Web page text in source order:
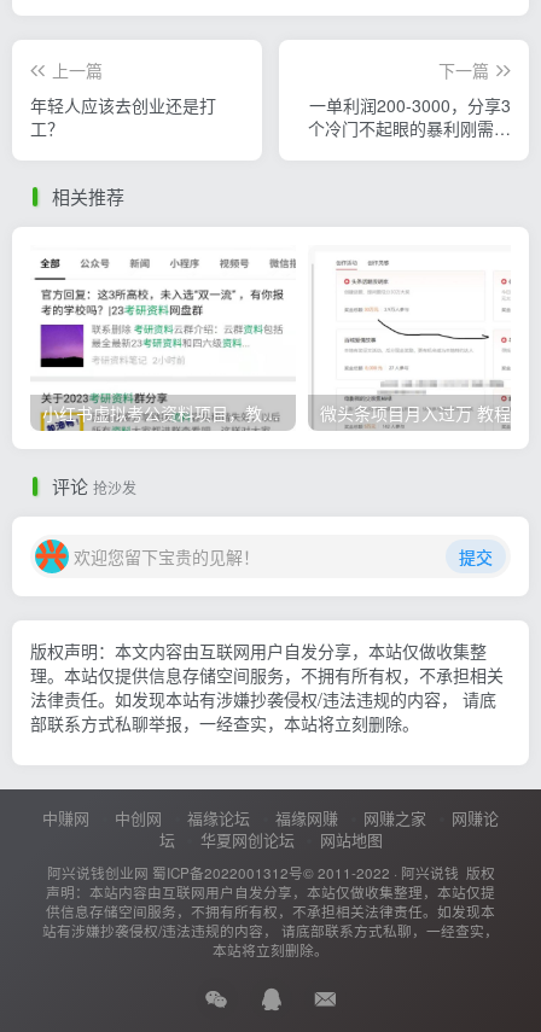
上一篇
年轻人应该去创业还是打
工？
下一篇
一单利润200-3000，分享3
个冷门不起眼的暴利刚需副
相关推荐
小红书虚拟考公资料项目，教资项目轻松月入过万的核心玩法
评论 抢沙发
欢迎您留下宝贵的见解！ 提交
版权声明：本文内容由互联网用户自发分享，本站仅做收集整
理。本站仅提供信息存储空间服务，不拥有所有权，不承担相关
法律责任。如发现本站有涉嫌抄袭侵权/违法违规的内容， 请底
部联系方式私聊举报，一经查实，本站将立刻删除。
中赚网 中创网 福缘论坛 福缘网赚 网赚之家
网赚论
坛
华夏网创论坛 网站地图
阿兴说钱创业网 蜀ICP备2022001312号© 2011-2022 · 阿兴说钱 版权
声明：本站内容由互联网用户自发分享，本站仅做收集整理，本站仅提
供信息存储空间服务，不拥有所有权，不承担相关法律责任。如发现本
站有涉嫌抄袭侵权/违法违规的内容， 请底部联系方式私聊，一经查实，
本站将立刻删除。